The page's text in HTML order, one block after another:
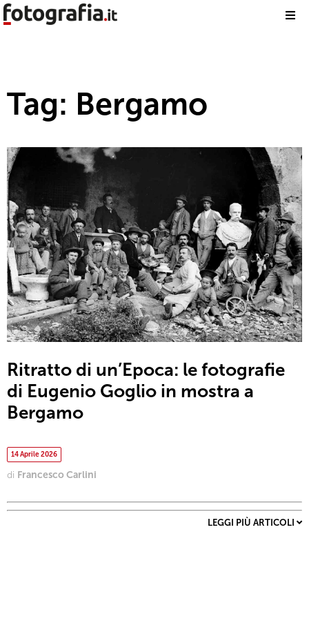
Tag: Bergamo
Ritratto di un’Epoca: le fotografie
di Eugenio Goglio in mostra a
Bergamo
14 Aprile 2026
di Francesco Carlini
LEGGI PIÙ ARTICOLI